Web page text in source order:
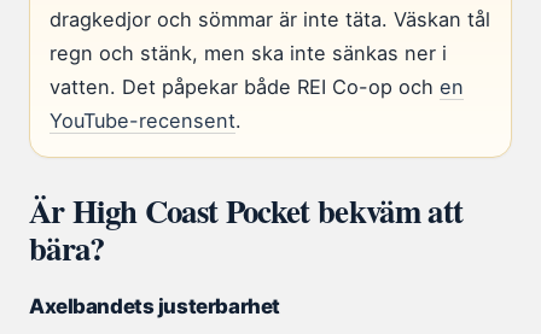
dragkedjor och sömmar är inte täta. Väskan tål
regn och stänk, men ska inte sänkas ner i
vatten. Det påpekar både REI Co-op och en
YouTube-recensent.
Är High Coast Pocket bekväm att
bära?
Axelbandets justerbarhet